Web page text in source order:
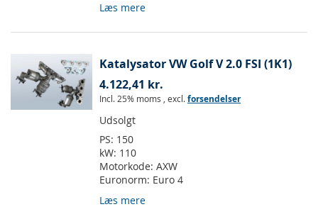
Læs mere
Katalysator VW Golf V 2.0 FSI (1K1)
4.122,41 kr.
Incl. 25% moms , excl.forsendelser
Udsolgt
PS: 150
kW: 110
Motorkode: AXW
Euronorm: Euro 4
Læs mere